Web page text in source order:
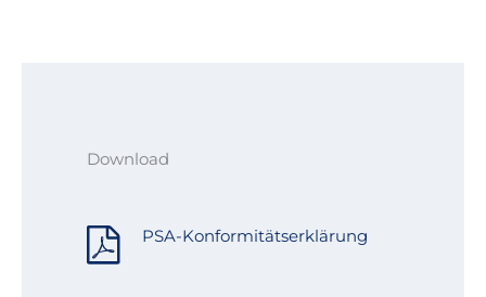
Download
PSA-Konformitätserklärung